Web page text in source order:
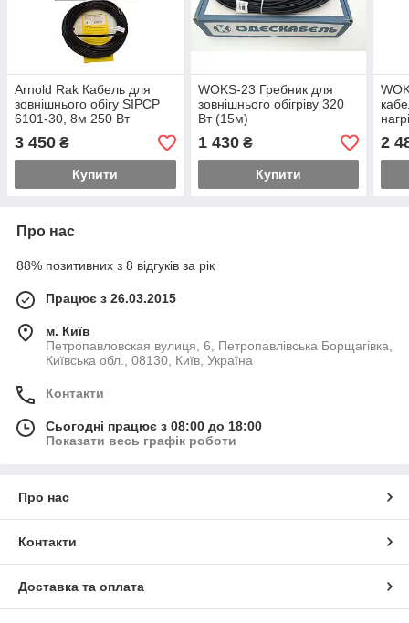
Arnold Rak Кабель для
зовнішнього обігу SIPCP
6101-30, 8м 250 Вт
3 450 ₴
Купити
WOKS-23 Гребник для
зовнішнього обігріву 320
Вт (15м)
1 430₴
Купити
2
Про нас
88% позитивних з 8 відгуків за рік
Працює з 26.03.2015
м. Київ
Петропавловская вулиця, 6, Петропавлівська Борщагівка,
Київська обл., 08130, Київ, Україна
Контакти
Сьогодні працює з 08:00 до 18:00
Показати весь графік роботи
Про нас
Контакти
Доставка та оплата